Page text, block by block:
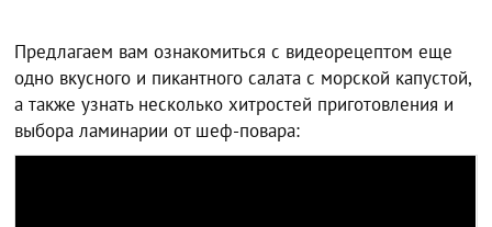
Предлагаем вам ознакомиться с видеорецептом еще
одно вкусного и пикантного салата с морской капустой,
а также узнать несколько хитростей приготовления и
выбора ламинарии от шеф-повара: